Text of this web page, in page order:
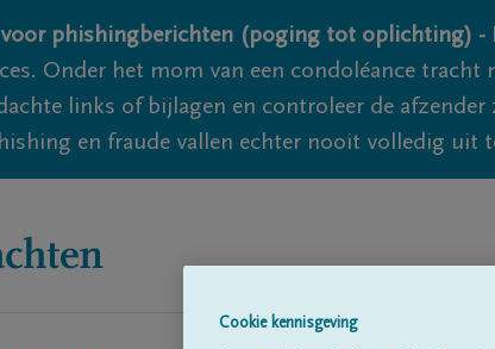
voor phishingberichten (poging tot oplichting) -
Onder het mom van een condoléance
links of bijlagen en controleer de
en fraude vallen echter nooit volledig uit
Cookie kennisgeving